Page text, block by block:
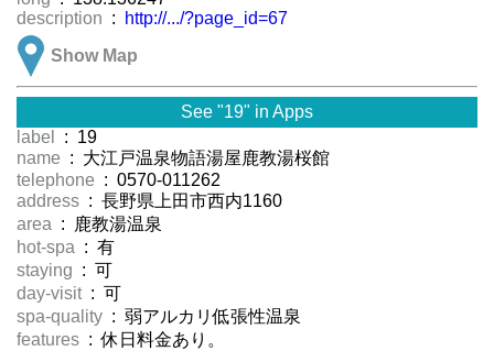
description :
http://.../?page_id=67
Show Map
See "19" in Apps
label
: 19
name : 大江戸温泉物語湯屋鹿教湯桜館
telephone : 0570-011262
address : 長野県上田市西内1160
area : 鹿教湯温泉
hot-spa : 有
staying : 可
day-visit : 可
spa-quality : 弱アルカリ低張性温泉
features : 休日料金あり。